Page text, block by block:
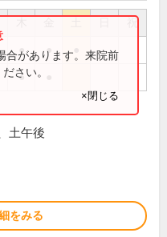
祝
● ●
●
合があります。来院前
さい。
×閉じる
土午後
をみる